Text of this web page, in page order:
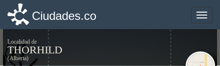
Toggle
Ciudades.co
Localidad de
THORHILD
(Alberta)
Toggle
Ciudades.co